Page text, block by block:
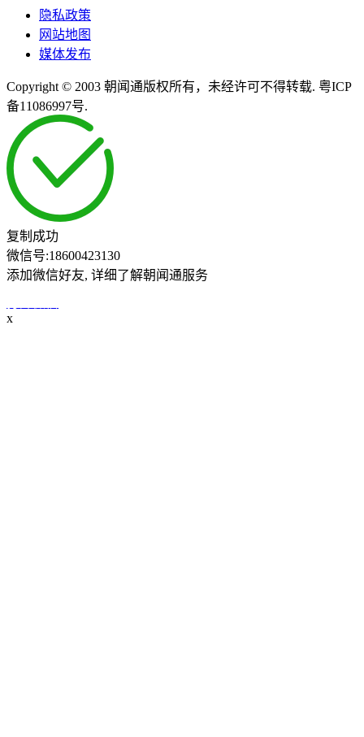
隐私政策
网站地图
媒体发布
Copyright © 2003 朝闻通版权所有，未经许可不得转载. 粤ICP
备11086997号.
复制成功
微信号:18600423130
添加微信好友, 详细了解朝闻通服务
x